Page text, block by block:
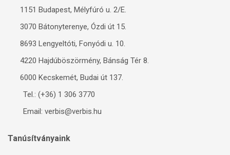
1151 Budapest, Mélyfúró u. 2/E.
3070 Bátonyterenye, Ózdi út 15.
8693 Lengyeltóti, Fonyódi u. 10.
4220 Hajdúböszörmény, Bánság Tér 8.
6000 Kecskemét, Budai út 137.
Tel.: (+36) 1 306 3770
Email: verbis@verbis.hu
Tanúsítványaink